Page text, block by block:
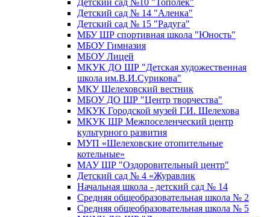
Детский сад № 14 "Аленка"
Детский сад № 15 "Радуга"
МБУ ШР спортивная школа "Юность"
МБОУ Гимназия
МБОУ Лицей
МКУК ДО ШР "Детская художественная
школа им.В.И.Сурикова"
МКУ Шелеховский вестник
МБОУ ДО ШР "Центр творчества"
МКУК Городской музей Г.И. Шелехова
МКУК ШР Межпоселенческий центр
культурного развития
МУП «Шелеховские отопительные
котельные»
МАУ ШР "Оздоровительный центр"
Детский сад № 4 «Журавлик
Начальная школа - детский сад № 14
Средняя общеобразовательная школа № 2
Средняя общеобразовательная школа № 5